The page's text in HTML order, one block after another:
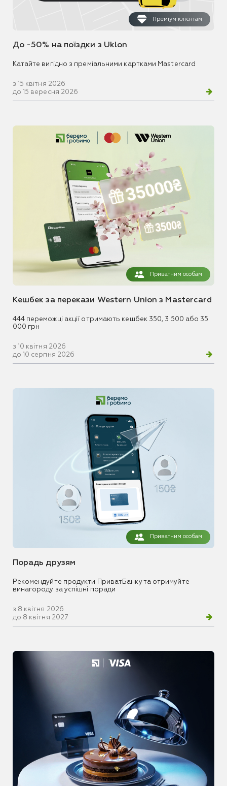
Преміум клієнтам
До -50% на поїздки з Uklon
Катайте вигідно з преміальними картками Mastercard
з 15 квітня 2026
до 15 вересня 2026
Приватним особам
Кешбек за перекази Western Union з Mastercard
444 переможці акції отримають кешбек 350, 3 500 або 35
000 грн
з 10 квітня 2026
до 10 серпня 2026
Приватним особам
Порадь друзям
Рекомендуйте продукти ПриватБанку та отримуйте
винагороду за успішні поради
з 8 квітня 2026
до 8 квітня 2027